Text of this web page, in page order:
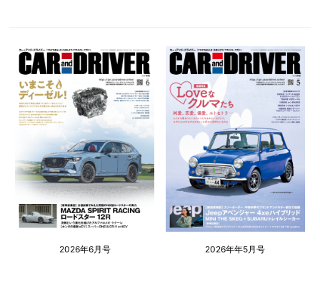
2026年6月号 2026年年5月号